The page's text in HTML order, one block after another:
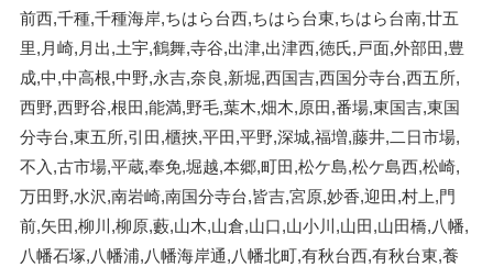
前西,千種,千種海岸,ちはら台西,ちはら台東,ちはら台南,廿五
里,月崎,月出,土宇,鶴舞,寺谷,出津,出津西,徳氏,戸面,外部田,豊
成,中,中高根,中野,永吉,奈良,新堀,西国吉,西国分寺台,西五所,
西野,西野谷,根田,能満,野毛,葉木,畑木,原田,番場,東国吉,東国
分寺台,東五所,引田,櫃挾,平田,平野,深城,福増,藤井,二日市場,
不入,古市場,平蔵,奉免,堀越,本郷,町田,松ケ島,松ケ島西,松崎,
万田野,水沢,南岩崎,南国分寺台,皆吉,宮原,妙香,迎田,村上,門
前,矢田,柳川,柳原,藪,山木,山倉,山口,山小川,山田,山田橋,八幡,
八幡石塚,八幡浦,八幡海岸通,八幡北町,有秋台西,有秋台東,養